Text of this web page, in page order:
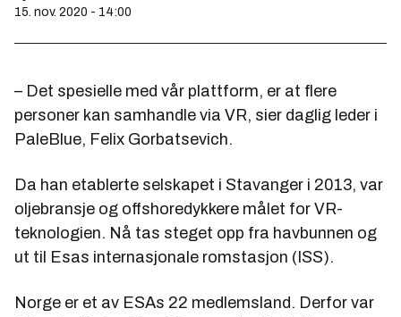
15. nov. 2020 - 14:00
– Det spesielle med vår plattform, er at flere
personer kan samhandle via VR, sier daglig leder i
PaleBlue, Felix Gorbatsevich.
Da han etablerte selskapet i Stavanger i 2013, var
oljebransje og offshoredykkere målet for VR-
teknologien. Nå tas steget opp fra havbunnen og
ut til Esas internasjonale romstasjon (ISS).
Norge er et av ESAs 22 medlemsland. Derfor var